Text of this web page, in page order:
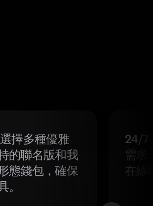
擇多種優雅
的聯名版和我
態錢包，確保
。
24/7
需求
在線